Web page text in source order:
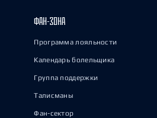
ФАН-ЗОНА
Программа лояльности
Календарь болельщика
Группа поддержки
Талисманы
Фан-сектор